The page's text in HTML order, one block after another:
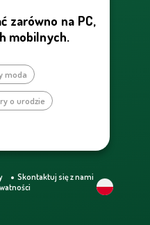
zarówno na PC,
mobilnych.
moda
o urodzie
Skontaktuj się z nami